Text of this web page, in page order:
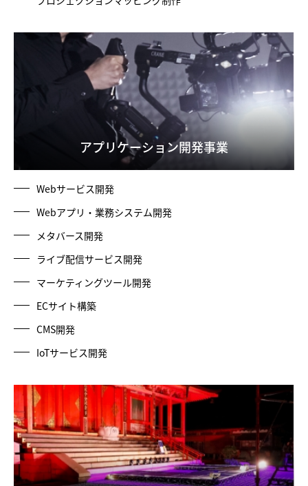
アプリケーション開発事業
Webサービス開発
Webアプリ・業務システム開発
メタバース開発
ライブ配信サービス開発
マーケティングツール開発
ECサイト構築
CMS開発
IoTサービス開発